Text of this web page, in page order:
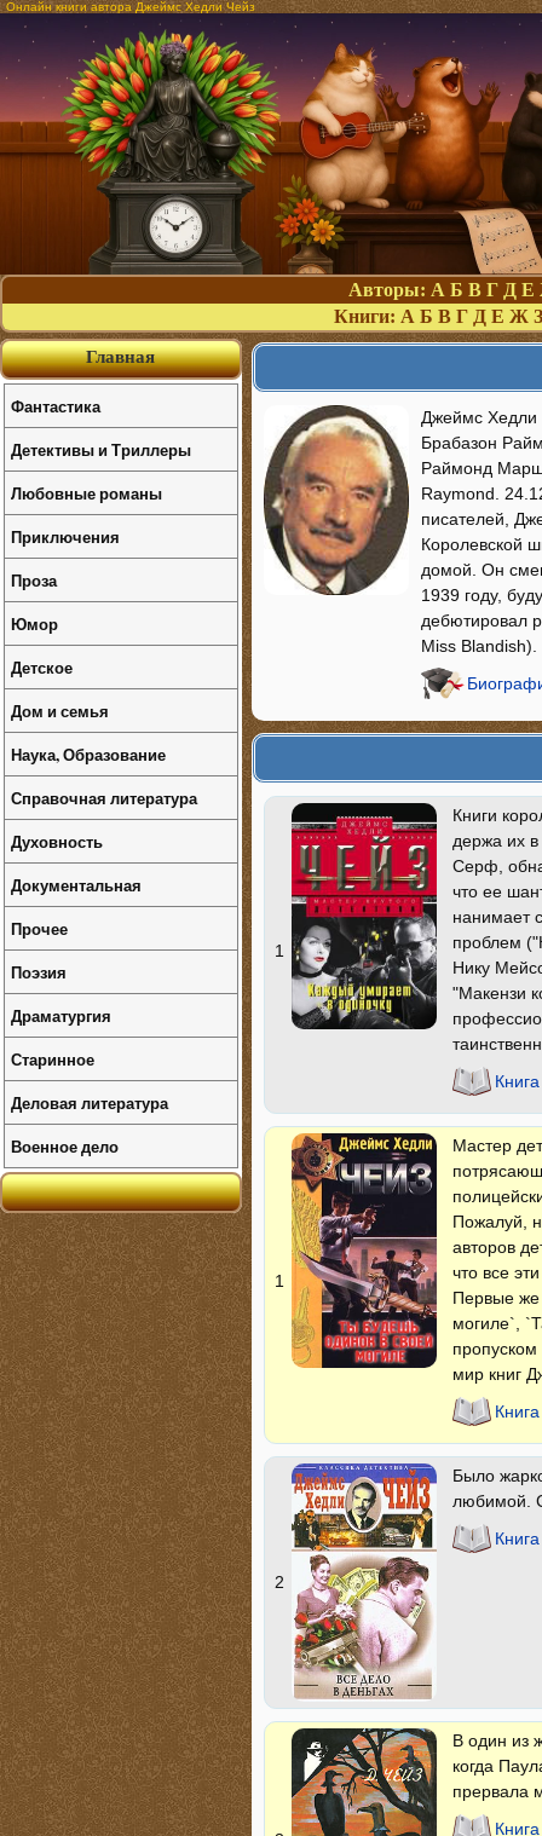
Онлайн книги автора Джеймс Хедли Чейз
Авторы: А Б В Г Д Е
Книги: А Б В Г Д Е Ж З
Джеймс Хедли
Брабазон
Раймонд
Raymond.
писателей,
Королевской
домой. Он
1939 году,
дебютировал
Miss
1
Книги
держа их
Серф,
что ее
нанимает
проблем
Нику
"Макензи
1
Мастер
Пожалуй,
авторов
что все
Первые же
могиле`,
мир книг
2
Было
любимой.
В один из
когда
прервала
Главная
Фантастика
Детективы и Триллеры
Любовные романы
Приключения
Проза
Юмор
Детское
Дом и семья
Наука, Образование
Справочная литература
Духовность
Документальная
Прочее
Поэзия
Драматургия
Старинное
Деловая литература
Военное дело